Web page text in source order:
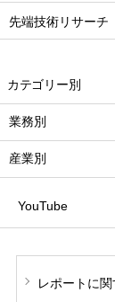
先端技術リサーチ
カテゴリー別
業務別
産業別
YouTube
レポートに関